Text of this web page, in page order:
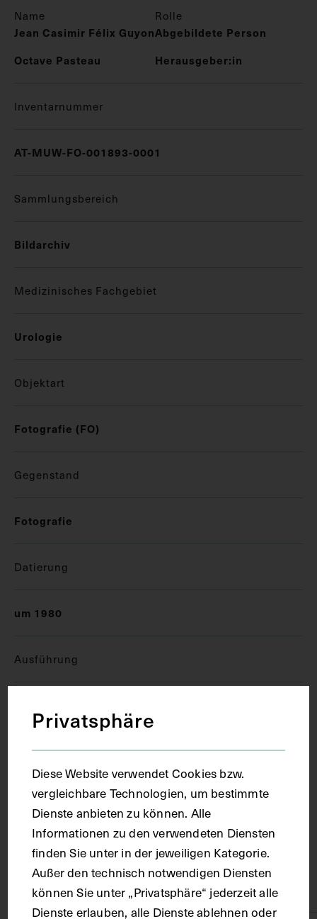
Name Rolle
Jean Casimir Félix GuyonAbgebildete Person
Octave Pasteau
Herausgeber:in
Inventarnummer
AT-MUW-FO-001893-0001
Sammlungsbereich
Bildarchiv
Medizinisches Fachgebiet
Urologie
Objektart
Fotografie (FO)
Gegenstand
Fotografie
Datierung
um 1980
Ausführung
Paris
Material
Karton
Privatsphäre
Diese Website verwendet Cookies bzw.
vergleichbare Technologien, um bestimmte
Dienste anbieten zu können. Alle
Informationen zu den verwendeten Diensten
finden Sie unter in der jeweiligen Kategorie.
Außer den technisch notwendigen Diensten
können Sie unter „Privatsphäre“ jederzeit alle
Dienste erlauben, alle Dienste ablehnen oder